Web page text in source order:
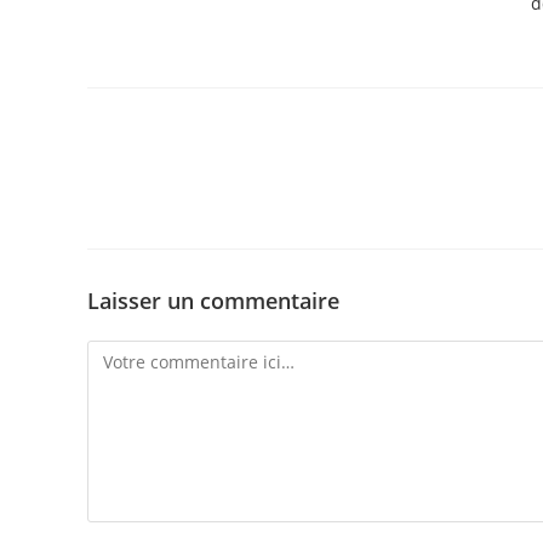
Laisser un commentaire
Comment